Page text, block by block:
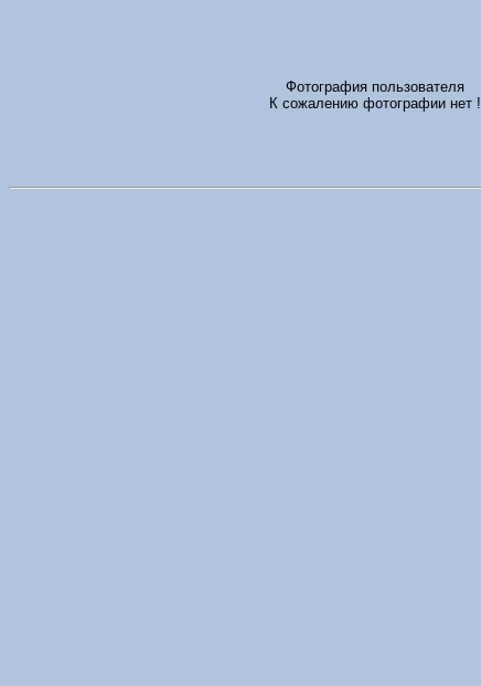
Фотография пользователя
К сожалению фотографии нет !